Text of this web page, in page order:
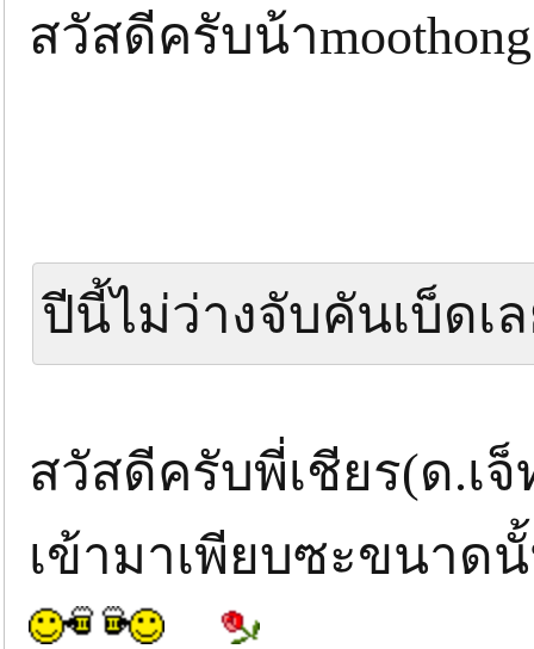
สวัสดีครับน้า
ปีนี้ไม่ว่างจับคันเบ็ดเ
สวัสดีครับพี่เชียร(ด.เ
เข้ามาเพียบซะขนาด